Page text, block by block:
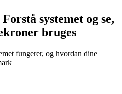
systemet og se,
bruges
fungerer, og hvordan dine